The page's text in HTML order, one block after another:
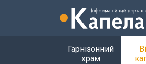
Гарнізонний
храм